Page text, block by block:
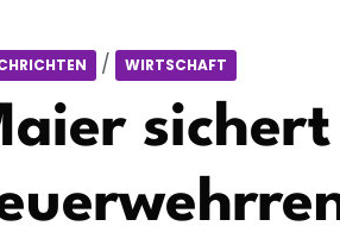
/ WIRTSCHAFT